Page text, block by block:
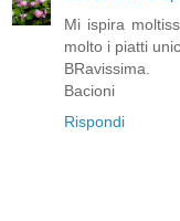
Mi ispira
molto i piatti
BRavissima.
Bacioni
Rispondi